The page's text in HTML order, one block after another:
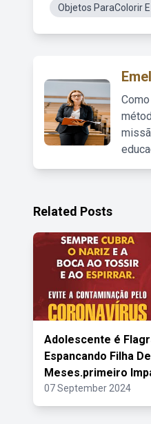
Objetos ParaColorir
Related Posts
Adolescente é
Espancando Filha
Meses.primeiro
07 September 2024